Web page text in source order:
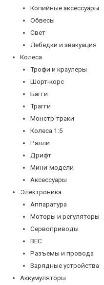
Копийные аксессуары
Обвесы
Свет
Лебедки и эвакуация
Колеса
Трофи и краулеры
Шорт-корс
Багги
Трагги
Монстр-траки
Колеса 1:5
Ралли
Дрифт
Мини-модели
Аксессуары
Электроника
Аппаратура
Моторы и регуляторы
Сервоприводы
BEC
Разъемы и провода
Зарядные устройства
Аккумуляторы